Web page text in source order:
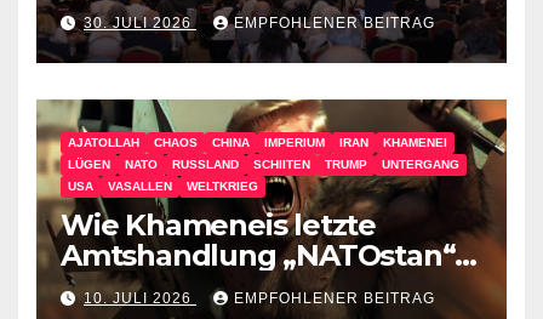
30. JULI 2026 EMPFOHLENER BEITRAG
AJATOLLAH CHAOS CHINA IMPERIUM IRAN
KHAMENEI
LÜGEN
NATO RUSSLAND SCHIITEN TRUMP
UNTERGANG
USA
VASALLEN WELTKRIEG
Wie Khameneis letzte
Amtshandlung „NATOstan“
besiegt
10. JULI 2026 EMPFOHLENER BEITRAG